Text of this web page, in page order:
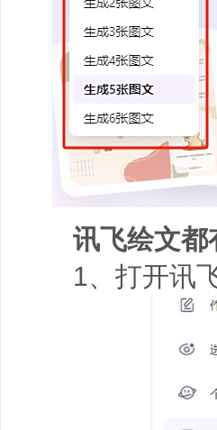
讯飞绘文都
1、打开讯飞